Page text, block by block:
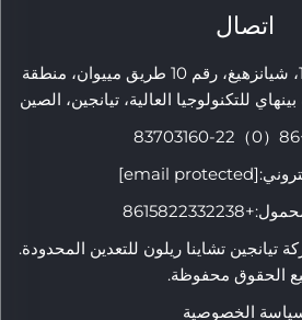
اتصال
Add: 2-1712، المبنى 2-1، شيانزهيغ، رقم 10 طريق مييوان، منطقة
للتكنولوجيا العالية، تيانجين، الصين
+86
[email protected]
+8615822332238
النشر © 2026 شركة تيانجين تشاينا ريلون للتعدين المحدودة.
الحقوق محفوظة.
الخصوصية